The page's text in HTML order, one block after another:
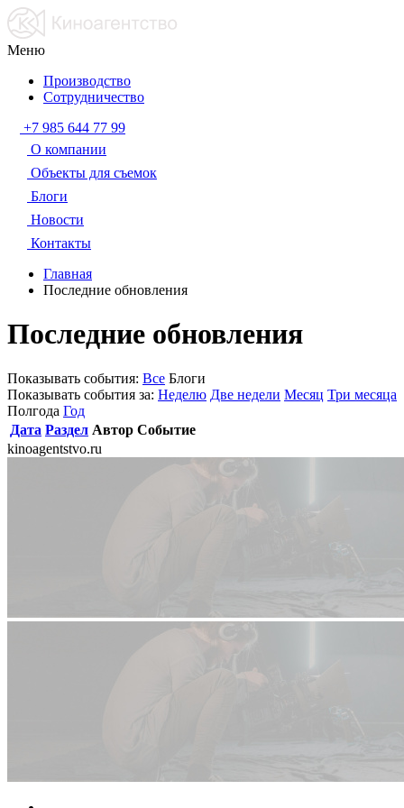
Меню
Производство
Сотрудничество
+7 985 644 77 99
О компании
Объекты для съемок
Блоги
Новости
Контакты
Главная
Последние обновления
Последние обновления
Показывать события: Все Блоги
Показывать события за: Неделю Две недели Месяц Три месяца
Полгода Год
Дата Раздел Автор Событие
kinoagentstvo.ru